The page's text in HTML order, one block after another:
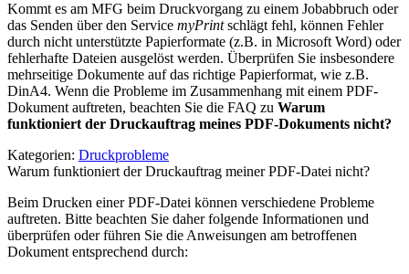
Kommt es am MFG beim Druckvorgang zu einem Jobabbruch oder
das Senden über den Service myPrintschlägt fehl, können Fehler
durch nicht unterstützte Papierformate (z.B. in Microsoft Word) oder
fehlerhafte Dateien ausgelöst werden. Überprüfen Sie insbesondere
mehrseitige Dokumente auf das richtige Papierformat, wie z.B.
DinA4. Wenn die Probleme im Zusammenhang mit einem PDF-
Dokument auftreten, beachten Sie die FAQ zu Warum
funktioniert der Druckauftrag meines PDF-Dokuments nicht?
Kategorien: Druckprobleme
Warum funktioniert der Druckauftrag meiner PDF-Datei nicht?
Beim Drucken einer PDF-Datei können verschiedene Probleme
auftreten. Bitte beachten Sie daher folgende Informationen und
überprüfen oder führen Sie die Anweisungen am betroffenen
Dokument entsprechend durch: